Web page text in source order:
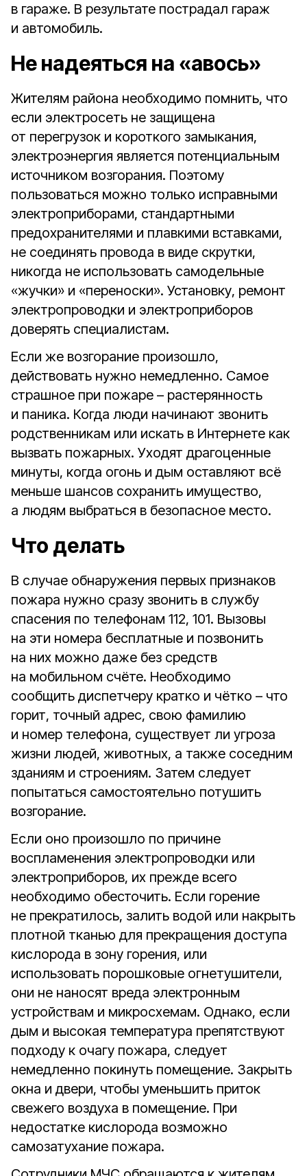
в гараже. В результате пострадал гараж
и автомобиль.
Не надеяться на «авось»
Жителям района необходимо помнить, что
если электросеть не защищена
от перегрузок и короткого замыкания,
электроэнергия является потенциальным
источником возгорания. Поэтому
пользоваться можно только исправными
электроприборами, стандартными
предохранителями и плавкими вставками,
не соединять провода в виде скрутки,
никогда не использовать самодельные
«жучки» и «переноски». Установку, ремонт
электропроводки и электроприборов
доверять специалистам.
Если же возгорание произошло,
действовать нужно немедленно. Самое
страшное при пожаре – растерянность
и паника. Когда люди начинают звонить
родственникам или искать в Интернете как
вызвать пожарных. Уходят драгоценные
минуты, когда огонь и дым оставляют всё
меньше шансов сохранить имущество,
а людям выбраться в безопасное место.
Что делать
В случае обнаружения первых признаков
пожара нужно сразу звонить в службу
спасения по телефонам 112, 101. Вызовы
на эти номера бесплатные и позвонить
на них можно даже без средств
на мобильном счёте. Необходимо
сообщить диспетчеру кратко и чётко – что
горит, точный адрес, свою фамилию
и номер телефона, существует ли угроза
жизни людей, животных, а также соседним
зданиям и строениям. Затем следует
попытаться самостоятельно потушить
возгорание.
Если оно произошло по причине
воспламенения электропроводки или
электроприборов, их прежде всего
необходимо обесточить. Если горение
не прекратилось, залить водой или накрыть
плотной тканью для прекращения доступа
кислорода в зону горения, или
использовать порошковые огнетушители,
они не наносят вреда электронным
устройствам и микросхемам. Однако, если
дым и высокая температура препятствуют
подходу к очагу пожара, следует
немедленно покинуть помещение. Закрыть
окна и двери, чтобы уменьшить приток
свежего воздуха в помещение. При
недостатке кислорода возможно
самозатухание пожара.